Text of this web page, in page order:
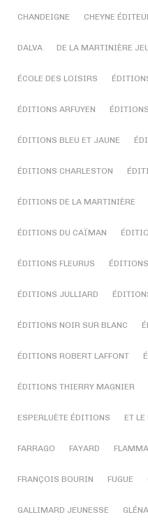
CHANDEIGNE CHEYNE
DALVA DE LA MARTINIÈRE
ÉCOLE DES LOISIRS
ÉDITIONS ARFUYEN
ÉDITIONS BLEU ET JAUNE
ÉDITIONS CHARLESTON
ÉDITIONS DE LA MARTINIÈRE
ÉDITIONS DU CAÏMAN
ÉDITIONS FLEURUS
ÉDITIONS JULLIARD
ÉDITIONS NOIR SUR BLANC
ÉDITIONS ROBERT LAFFONT
ÉDITIONS THIERRY MAGNIER
ESPERLUÈTE ÉDITIONS ET
FARRAGO FAYARD
FRANÇOIS BOURIN FUGUE
GALLIMARD JEUNESSE